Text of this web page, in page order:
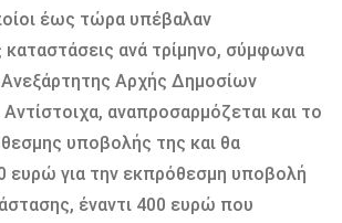
έως τώρα υπέβαλαν
καταστάσεις ανά τρίμηνο, σύμφωνα
Ανεξάρτητης Αρχής Δημοσίων
αναπροσαρμόζεται και το
υποβολής της και θα
ευρώ για την εκπρόθεσμη υποβολή
έναντι 400 ευρώ που